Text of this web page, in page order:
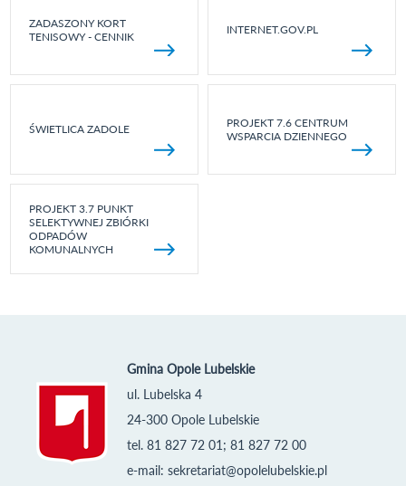
ZADASZONY KORT
TENISOWY - CENNIK
INTERNET.GOV.PL
ŚWIETLICA ZADOLE
PROJEKT 7.6 CENTRUM
WSPARCIA DZIENNEGO
PROJEKT 3.7 PUNKT
SELEKTYWNEJ ZBIÓRKI
ODPADÓW
KOMUNALNYCH
Gmina Opole Lubelskie
ul. Lubelska 4
24-300 Opole Lubelskie
tel. 81 827 72 01; 81 827 72 00
e-mail: sekretariat@opolelubelskie.pl